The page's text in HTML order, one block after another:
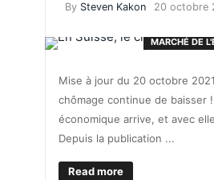
By Steven Kakon 20 octobre
MARCHÉ DE
Mise à jour du 20 octobre
chômage continue de baisser
économique arrive, et avec
Depuis la publication ...
Read more